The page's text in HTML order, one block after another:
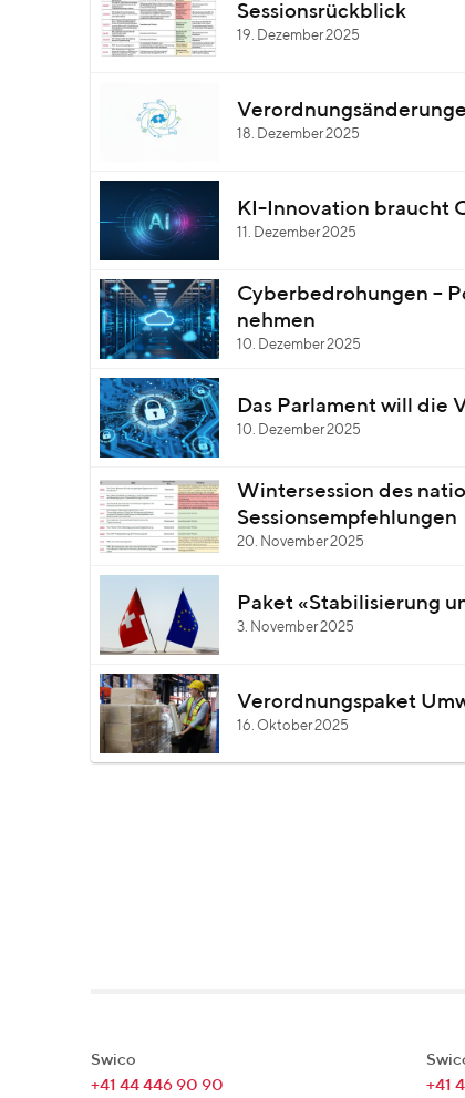
19. Dezember 2025
Sessionsrückblick
18. Dezember 2025
11. Dezember 2025
KI-Innovation braucht
10. Dezember 2025
Cyberbedrohungen –
nehmen
10. Dezember 2025
Das Parlament will die
20. November 2025
Wintersession des
Sessionsempfehlungen
3. November 2025
Paket «Stabilisierung
16. Oktober 2025
Verordnungspaket
Swico
+41 44 446 90 90
+41